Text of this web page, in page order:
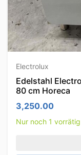
Electrolux
Edelstahl
80 cm Horeca
3,250.00
Nur noch 1 vorrätig